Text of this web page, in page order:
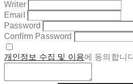
Writer
Email
Password
Confirm Password
개인정보 수집 및 이용에 동의합니